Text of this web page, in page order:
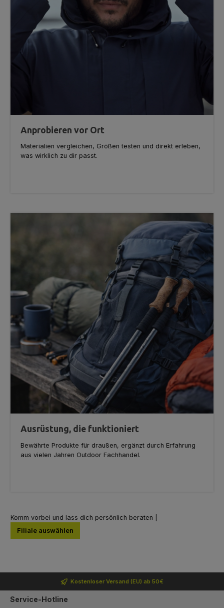
Anprobieren vor Ort
Materialien vergleichen, Größen testen und direkt erleben,
was wirklich zu dir passt.
Ausrüstung, die funktioniert
Bewährte Produkte für draußen, ergänzt durch Erfahrung
aus vielen Jahren Outdoor Fachhandel.
Komm vorbei und lass dich persönlich beraten |
Filiale auswählen
Kostenloser Versand (EU) ab 50€
Service-Hotline